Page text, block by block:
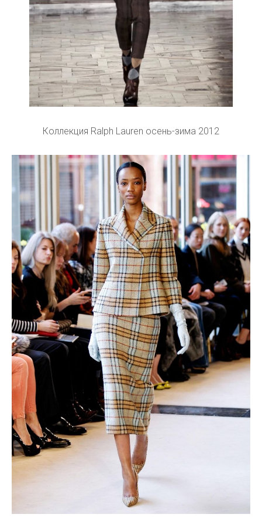
Коллекция Ralph Lauren осень-зима 2012